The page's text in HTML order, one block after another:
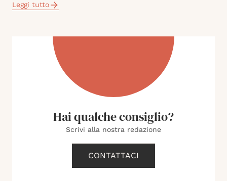
Leggi tutto
Hai qualche consiglio?
Scrivi alla nostra redazione
CONTATTACI